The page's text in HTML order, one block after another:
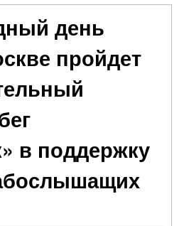
день
пройдет
в поддержку